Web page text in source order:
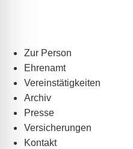
Zur Person
Ehrenamt
Vereinstätigkeiten
Archiv
Presse
Versicherungen
Kontakt